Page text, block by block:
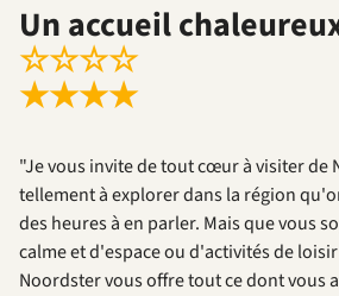
Un accueil
☆☆☆☆
★★★★
"Je vous invite de tout cœur à visiter de
tellement à explorer dans la région
des heures à en parler. Mais que vous
calme et d'espace ou d'activités de
Noordster vous offre tout ce dont vous